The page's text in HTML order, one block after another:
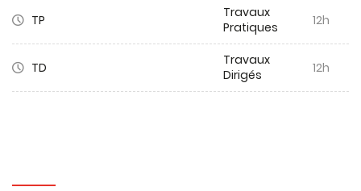
TP
Travaux
Pratiques
12h
TD
Travaux
Dirigés
12h